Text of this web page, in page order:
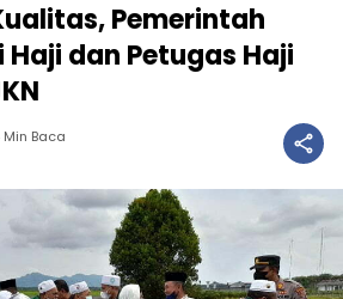
Pemerintah
Haji dan Petugas Haji
Min Baca